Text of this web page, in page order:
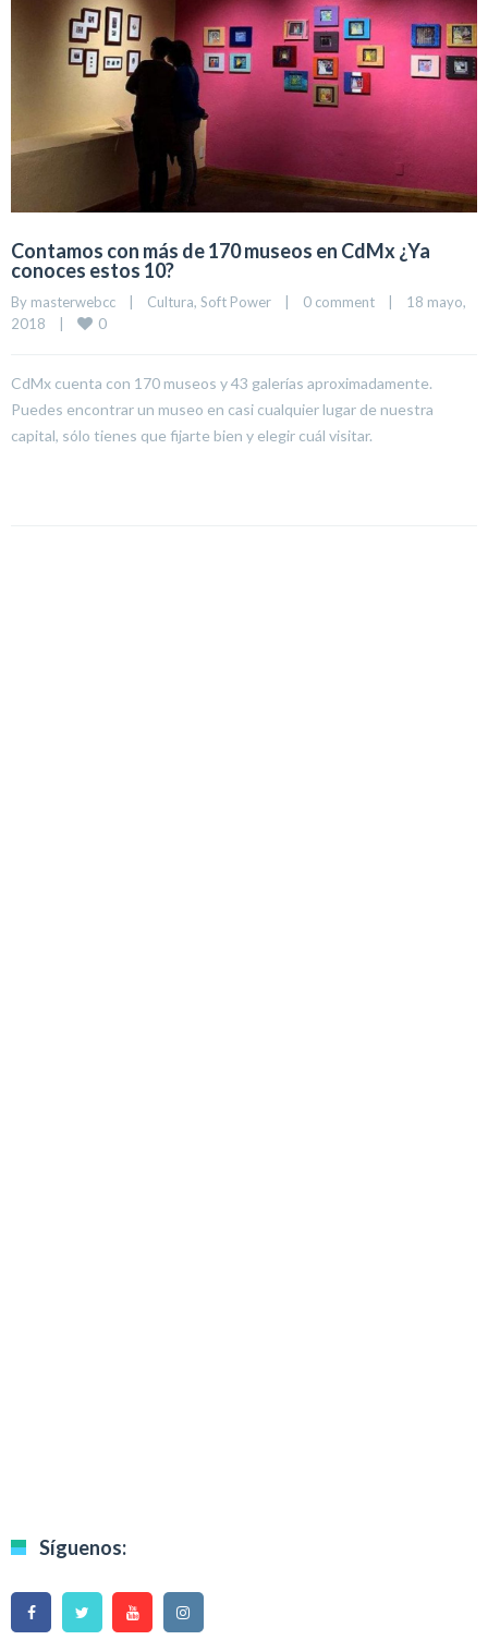
Contamos con más de 170 museos en CdMx ¿Ya
conoces estos 10?
By masterwebcc | Cultura, Soft Power | 0 comment |
18 mayo,
2018
| 0
CdMx cuenta con 170 museos y 43 galerías aproximadamente.
Puedes encontrar un museo en casi cualquier lugar de nuestra
capital, sólo tienes que fijarte bien y elegir cuál visitar.
Síguenos: